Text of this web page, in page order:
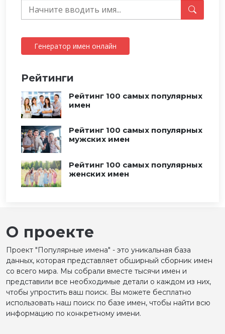
Генератор имен онлайн
Рейтинги
Рейтинг 100 самых популярных
имен
Рейтинг 100 самых популярных
мужских имен
Рейтинг 100 самых популярных
женских имен
О проекте
Проект "Популярные имена" - это уникальная база
данных, которая представляет обширный сборник имен
со всего мира. Мы собрали вместе тысячи имен и
представили все необходимые детали о каждом из них,
чтобы упростить ваш поиск. Вы можете бесплатно
использовать наш поиск по базе имен, чтобы найти всю
информацию по конкретному имени.